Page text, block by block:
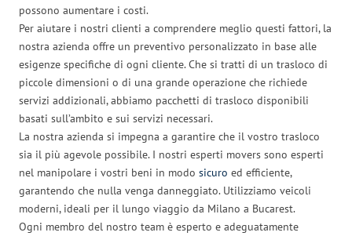
possono aumentare i costi.
Per aiutare i nostri clienti a comprendere meglio questi fattori, la
nostra azienda offre un preventivo personalizzato in base alle
esigenze specifiche di ogni cliente. Che si tratti di un trasloco di
piccole dimensioni o di una grande operazione che richiede
servizi addizionali, abbiamo pacchetti di trasloco disponibili
basati sull’ambito e sui servizi necessari.
La nostra azienda si impegna a garantire che il vostro trasloco
sia il più agevole possibile. I nostri esperti movers sono esperti
nel manipolare i vostri beni in modo sicuro ed efficiente,
garantendo che nulla venga danneggiato. Utilizziamo veicoli
moderni, ideali per il lungo viaggio da Milano a Bucarest.
Ogni membro del nostro team è esperto e adeguatamente